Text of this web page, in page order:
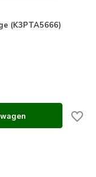
(K3PTA5666)